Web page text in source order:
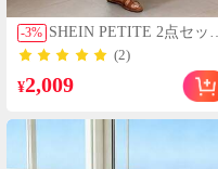
-3% SHEIN PETITE 2点セット
レディース 夏 カジュアル
ブラック&ホワイト チェ
ック柄 配色 ラウンドネッ
ク 半袖トップス パンツ
(2)
¥2,009